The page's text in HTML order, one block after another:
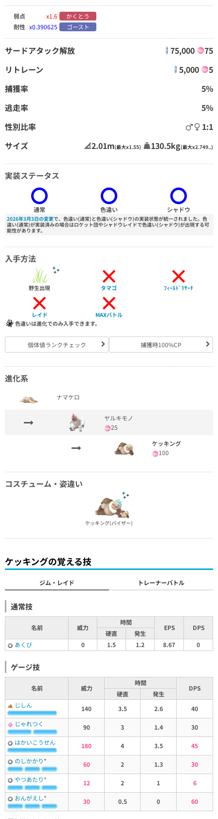
弱点 x1.6
かくとう
耐性 x0.390625 ゴースト
サードアタック解放 75,000
75
リトレーン
5,000
5
捕獲率
5%
逃走率
5%
性別比率
1:1
サイズ
2.01m(最大x1.55) 130.5kg(最大x2.749..)
実装ステータス
通常 色違い シャドウ
2026年3月3日の変更で、色違い(通常)と色違い(シャドウ)の実装状態が統一されました。色
違い(通常)が実装済みの場合はロケット団やシャドウレイドで色違い(シャドウ)が出現する可
能性があります。
入手方法
野生出現 ×
タマゴ ×
ﾌｨｰﾙﾄﾞﾘｻｰﾁ
×
レイド ×
MAXバトル
色違いは進化でのみ入手できます。
個体値ランクチェック 捕獲時100%CP
進化系
ナマケロ
ヤルキモノ
25
ケッキング
100
コスチューム・姿違い
ケッキング(バイザー)
ケッキングの覚える技
ジム・レイド トレーナーバトル
通常技
名前 威力
時間
EPS DPS
硬直
発生
あくび
0 1.5 1.2 8.67 0
ゲージ技
名前 威力
時間
DPS
硬直
発生
じしん
140 3.5 2.6
40
じゃれつく
90 3 1.4
30
はかいこうせん
180 4 3.5
45
のしかかり* 60 2 1.3
30
やつあたり* 12 2 1
6
おんがえし* 30 0.5 0 60